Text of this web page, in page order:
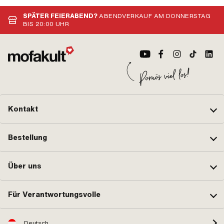
SPÄTER FEIERABEND?ABENDVERKAUF AM DONNERSTAG
BIS 20:00 UHR
Kontakt
Bestellung
Über uns
Für Verantwortungsvolle